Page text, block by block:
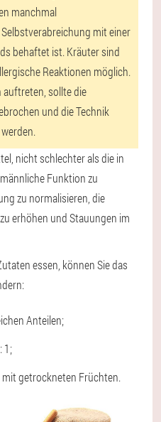
manchmal
mit einer
behaftet ist. Kräuter sind
Reaktionen möglich.
auftreten, sollte die
und die Technik
nicht schlechter als die in
Funktion zu
zu normalisieren, die
erhöhen und Stauungen im
essen, können Sie das
Anteilen;
1;
getrockneten Früchten.